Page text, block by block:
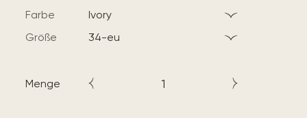
Farbe
ivory
Größe
34-eu
Menge